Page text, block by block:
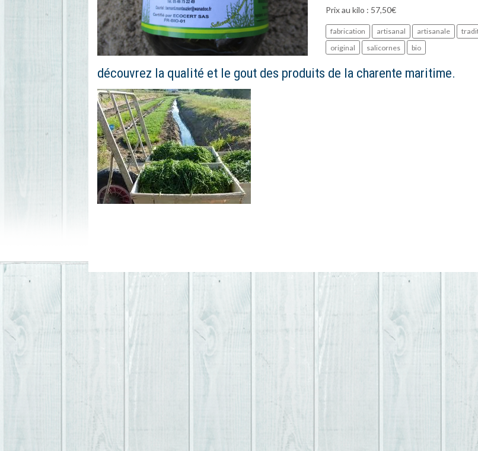
Prix au kilo : 57,50€
fabrication artisanal artisanale
original
salicornes bio
découvrez la qualité et le gout des produits de la charente maritime.